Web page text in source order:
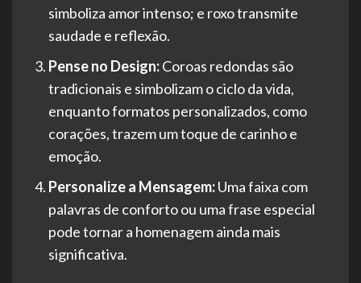
simboliza amor intenso; e roxo transmite
saudade e reflexão.
Pense no Design:Coroas redondas são
tradicionais e simbolizam o ciclo da vida,
enquanto formatos personalizados, como
corações, trazem um toque de carinho e
emoção.
Personalize a Mensagem:Uma faixa com
palavras de conforto ou uma frase especial
pode tornar a homenagem ainda mais
significativa.